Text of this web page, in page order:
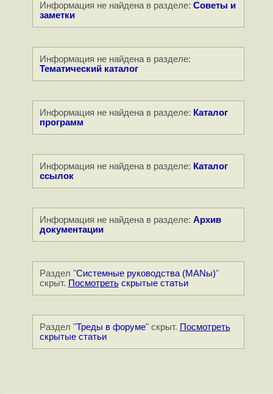
Информация не найдена в разделе: Советы и
заметки
Информация не найдена в разделе:
Тематический каталог
Информация не найдена в разделе: Каталог
программ
Информация не найдена в разделе: Каталог
ссылок
Информация не найдена в разделе: Архив
документации
Раздел "Системные руководства (MANы)"
скрыт. Посмотретьскрытые статьи
Раздел "Треды в форуме" скрыт. Посмотреть
скрытые статьи